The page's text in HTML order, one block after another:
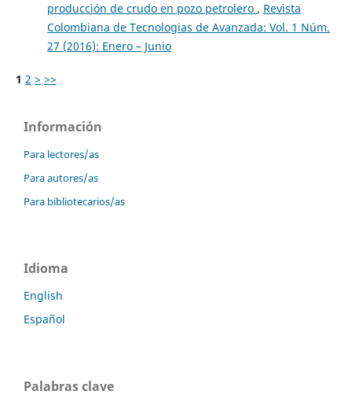
producción de crudo en pozo petrolero , Revista
Colombiana de Tecnologias de Avanzada: Vol. 1 Núm.
27 (2016): Enero – Junio
1 2 > >>
Información
Para lectores/as
Para autores/as
Para bibliotecarios/as
Idioma
English
Español
Palabras clave